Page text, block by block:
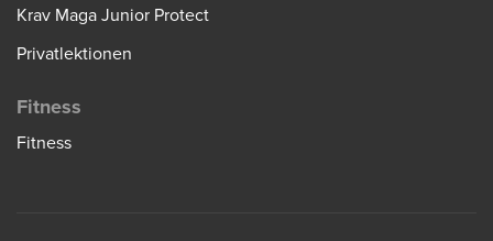
Krav Maga Junior Protect
Privatlektionen
Fitness
Fitness